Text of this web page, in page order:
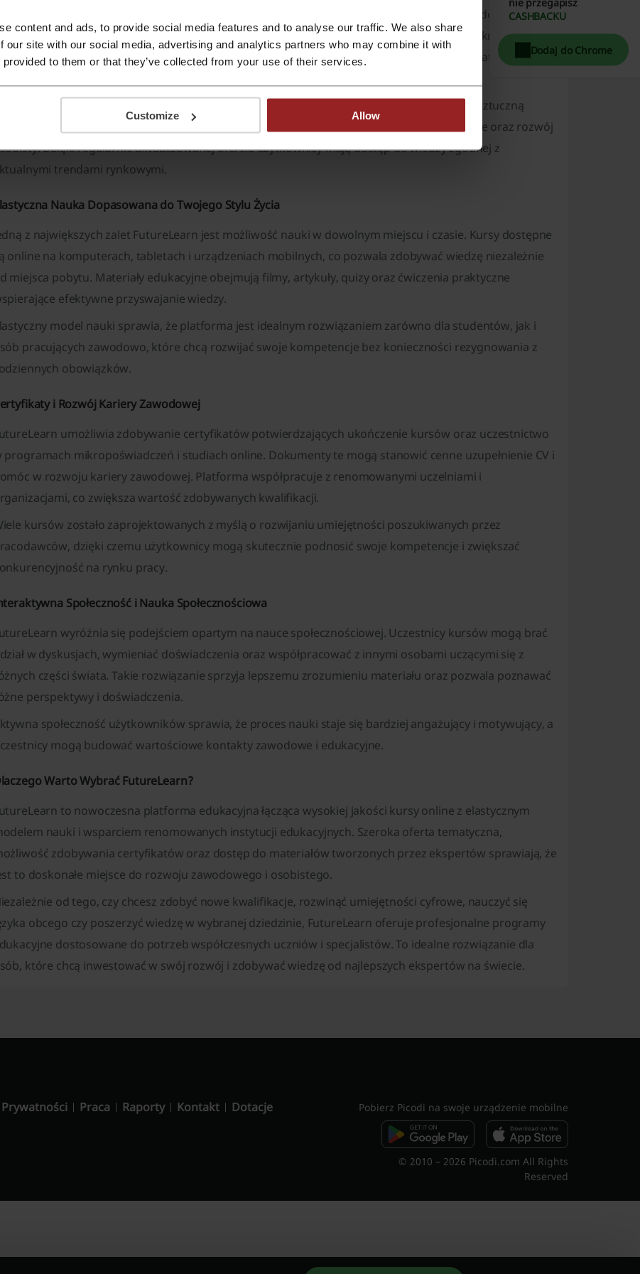
content and ads, to provide social media features and to analyse our traffic. We also share
our site with our social media, advertising and analytics partners who may combine it with
provided to them or that they’ve collected from your use of their services.
Customize Allow
badawcze oraz globalne organizacje. Użytkownicy mogą rozwijać kompetencje zawodowe, zdobywać
kwalifikacje lub poszerzać wiedzę z interesujących ich tematów. Dostępne są zarówno krótkie kursy
jak i bardziej zaawansowane programy edukacyjne prowadzące do uzyskania certyfikatów i
Tematyka kursów obejmuje między innymi zarządzanie, marketing cyfrowy, analizę danych, sztuczną
inteligencję, cyberbezpieczeństwo, programowanie, psychologię, edukację, zdrowie publiczne oraz rozwój
Dzięki regularnie aktualizowanej ofercie użytkownicy mają dostęp do wiedzy zgodnej z
trendami rynkowymi.
Nauka Dopasowana do Twojego Stylu Życia
z największych zalet FutureLearn jest możliwość nauki w dowolnym miejscu i czasie. Kursy dostępne
online na komputerach, tabletach i urządzeniach mobilnych, co pozwala zdobywać wiedzę niezależnie
miejsca pobytu. Materiały edukacyjne obejmują filmy, artykuły, quizy oraz ćwiczenia praktyczne
efektywne przyswajanie wiedzy.
model nauki sprawia, że platforma jest idealnym rozwiązaniem zarówno dla studentów, jak i
pracujących zawodowo, które chcą rozwijać swoje kompetencje bez konieczności rezygnowania z
obowiązków.
i Rozwój Kariery Zawodowej
umożliwia zdobywanie certyfikatów potwierdzających ukończenie kursów oraz uczestnictwo
programach mikropoświadczeń i studiach online. Dokumenty te mogą stanowić cenne uzupełnienie CV i
w rozwoju kariery zawodowej. Platforma współpracuje z renomowanymi uczelniami i
co zwiększa wartość zdobywanych kwalifikacji.
kursów zostało zaprojektowanych z myślą o rozwijaniu umiejętności poszukiwanych przez
dzięki czemu użytkownicy mogą skutecznie podnosić swoje kompetencje i zwiększać
na rynku pracy.
Społeczność i Nauka Społecznościowa
wyróżnia się podejściem opartym na nauce społecznościowej. Uczestnicy kursów mogą brać
w dyskusjach, wymieniać doświadczenia oraz współpracować z innymi osobami uczącymi się z
części świata. Takie rozwiązanie sprzyja lepszemu zrozumieniu materiału oraz pozwala poznawać
perspektywy i doświadczenia.
społeczność użytkowników sprawia, że proces nauki staje się bardziej angażujący i motywujący, a
mogą budować wartościowe kontakty zawodowe i edukacyjne.
Warto Wybrać FutureLearn?
to nowoczesna platforma edukacyjna łącząca wysokiej jakości kursy online z elastycznym
nauki i wsparciem renomowanych instytucji edukacyjnych. Szeroka oferta tematyczna,
zdobywania certyfikatów oraz dostęp do materiałów tworzonych przez ekspertów sprawiają, że
to doskonałe miejsce do rozwoju zawodowego i osobistego.
od tego, czy chcesz zdobyć nowe kwalifikacje, rozwinąć umiejętności cyfrowe, nauczyć się
obcego czy poszerzyć wiedzę w wybranej dziedzinie, FutureLearn oferuje profesjonalne programy
dostosowane do potrzeb współczesnych uczniów i specjalistów. To idealne rozwiązanie dla
które chcą inwestować w swój rozwój i zdobywać wiedzę od najlepszych ekspertów na świecie.
Praca Raporty Kontakt
Dotacje
Pobierz Picodi na swoje urządzenie mobilne
© 2010 – 2026 Picodi.com All Rights
Reserved
CASHBACKU
Dodaj do Chrome